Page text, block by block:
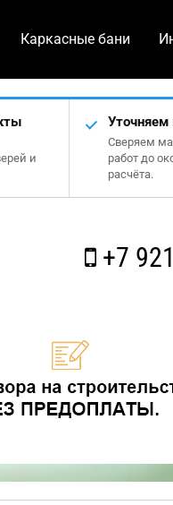
Каркасные бани
и
Сверяем
работ до
расчёта.
+7